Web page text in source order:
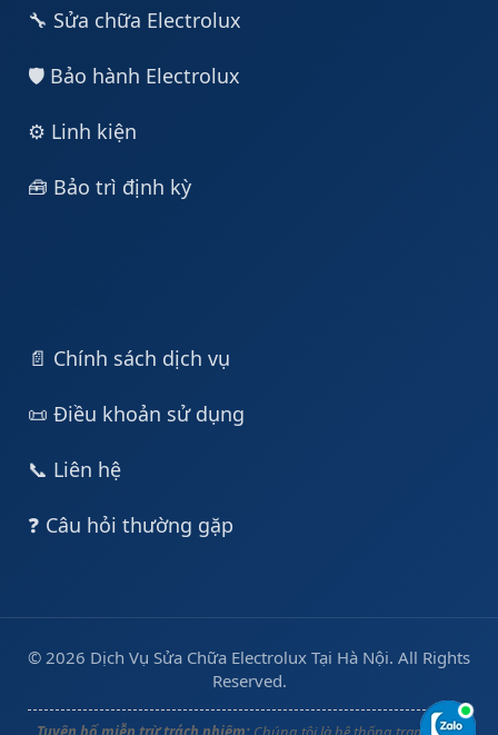
🔧 Sửa chữa Electrolux
🛡️ Bảo hành Electrolux
⚙️ Linh kiện
🧰 Bảo trì định kỳ
📄 Chính sách dịch vụ
📜 Điều khoản sử dụng
📞 Liên hệ
❓ Câu hỏi thường gặp
© 2026 Dịch Vụ Sửa Chữa Electrolux Tại Hà Nội. All Rights
Reserved.